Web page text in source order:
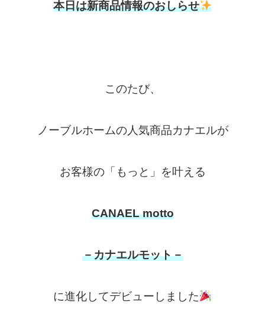
本日は新商品情報のおしらせ
このたび、
ノーブルホームの人気商品カナエルが
お客様の「もっと」を叶える
CANAEL motto
－カナエルモット－
に進化してデビューしました